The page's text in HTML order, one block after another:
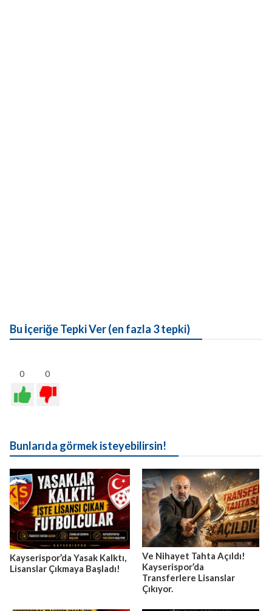
Bu İçeriğe Tepki Ver (en fazla 3 tepki)
0 0
Bunlarıda görmek isteyebilirsin!
Kayserispor’da Yasak Kalktı,
Lisanslar Çıkmaya Başladı!
Ve Nihayet Tahta Açıldı!
Kayserispor’da
Transferlere Lisanslar
Çıkıyor.